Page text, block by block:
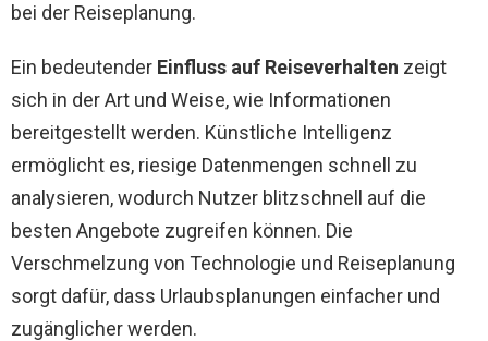
bei der Reiseplanung.
Ein bedeutender Einfluss auf Reiseverhalten zeigt
sich in der Art und Weise, wie Informationen
bereitgestellt werden. Künstliche Intelligenz
ermöglicht es, riesige Datenmengen schnell zu
analysieren, wodurch Nutzer blitzschnell auf die
besten Angebote zugreifen können. Die
Verschmelzung von Technologie und Reiseplanung
sorgt dafür, dass Urlaubsplanungen einfacher und
zugänglicher werden.